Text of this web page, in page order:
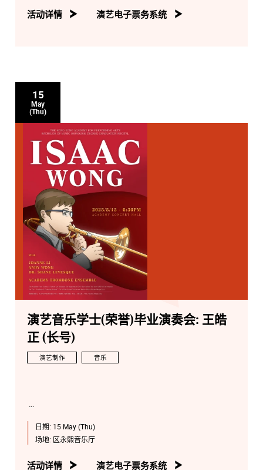
活动详情 演艺电子票务系统
15
May
(Thu)
演艺音乐学士(荣誉)毕业演奏会: 王皓
正 (长号)
演艺制作 音乐
日期: 15 May (Thu)
场地: 区永熙音乐厅
活动详情 演艺电子票务系统